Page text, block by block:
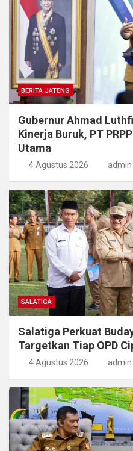
BERITA JATENG
Gubernur Ahmad
Kinerja Buruk, PT
Utama
4 Agustus 2026 admin
SALATIGA
Salatiga Perkuat
Targetkan Tiap OPD
4 Agustus 2026 admin